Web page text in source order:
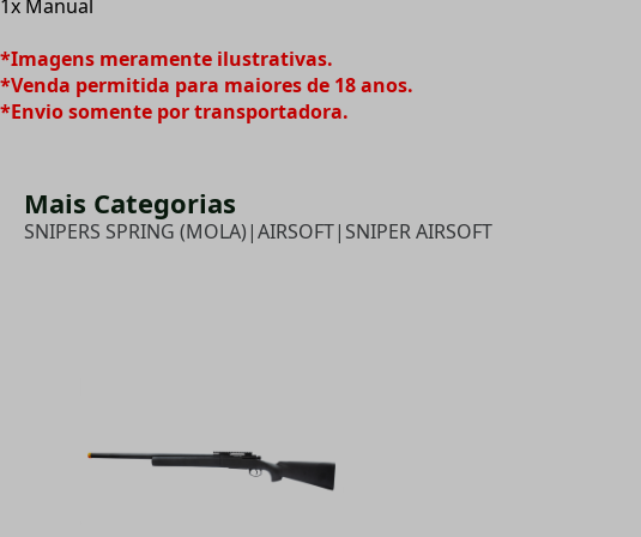
1x Manual
*Imagens meramente ilustrativas.
*Venda permitida para maiores de 18 anos.
*Envio somente por transportadora.
Mais Categorias
SNIPERS SPRING (MOLA)|AIRSOFT| SNIPER AIRSOFT